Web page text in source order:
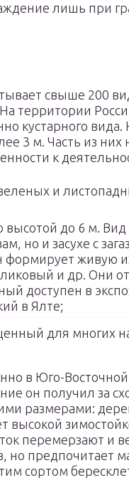
лишь при
свыше 200
территории
кустарного вида.
3 м. Часть из них
к
и
до 6 м. Вид
но и засухе с
формирует живую
и др. Они
доступен в
в Ялте;
для многих
в Юго-
он получил за
размерами:
перемерзают и
но предпочитает
сортом